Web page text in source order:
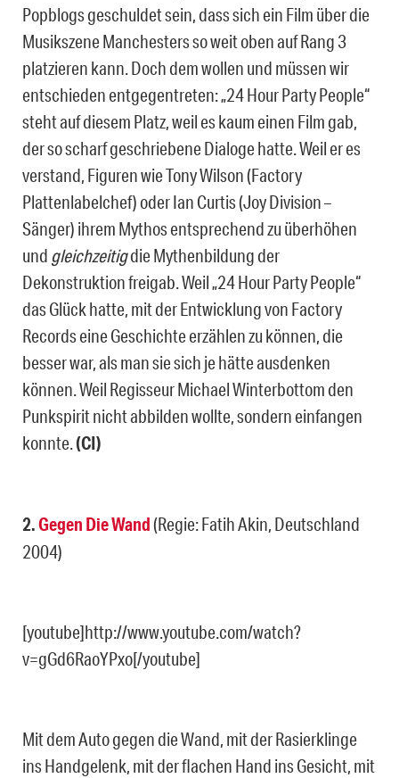
Popblogs geschuldet sein, dass sich ein Film über die
Musikszene Manchesters so weit oben auf Rang 3
platzieren kann. Doch dem wollen und müssen wir
entschieden entgegentreten: „24 Hour Party People“
steht auf diesem Platz, weil es kaum einen Film gab,
der so scharf geschriebene Dialoge hatte. Weil er es
verstand, Figuren wie Tony Wilson (Factory
Plattenlabelchef) oder Ian Curtis (Joy Division –
Sänger) ihrem Mythos entsprechend zu überhöhen
und gleichzeitigdie Mythenbildung der
Dekonstruktion freigab. Weil „24 Hour Party People“
das Glück hatte, mit der Entwicklung von Factory
Records eine Geschichte erzählen zu können, die
besser war, als man sie sich je hätte ausdenken
können. Weil Regisseur Michael Winterbottom den
Punkspirit nicht abbilden wollte, sondern einfangen
konnte.(CI)
2.Gegen Die Wand(Regie: Fatih Akin, Deutschland
2004)
[youtube]http://www.youtube.com/watch?
v=gGd6RaoYPxo[/youtube]
Mit dem Auto gegen die Wand, mit der Rasierklinge
ins Handgelenk, mit der flachen Hand ins Gesicht, mit